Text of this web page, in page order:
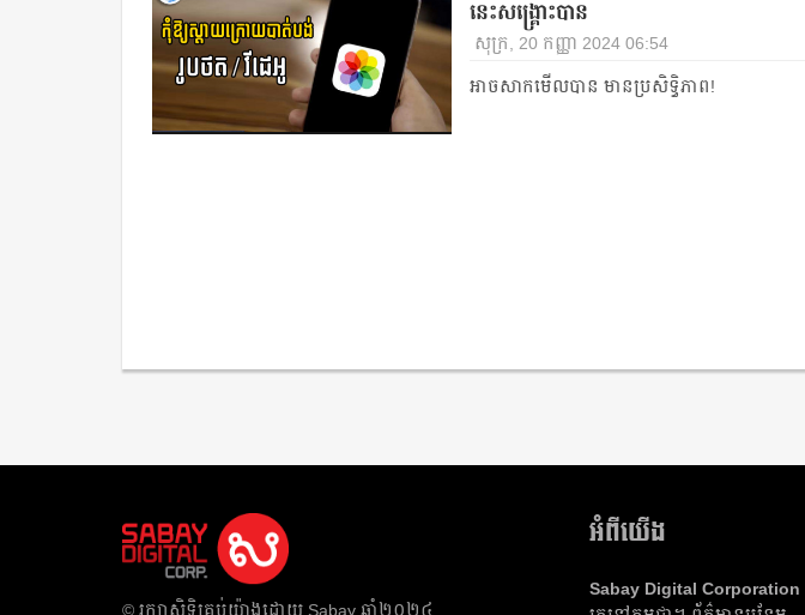
នេះសង្គ្រោះបាន
សុក្រ, 20 កញ្ញា 2024 06:54
អាចសាកមើលបាន មានប្រសិទ្ធិភាព!​
​© រក្សា​សិទ្ធិ​គ្រប់​យ៉ាង​ដោយ​ Sabay ឆ្នាំ​២០២៤
អំពីយើង
Sabay Digital Corporation